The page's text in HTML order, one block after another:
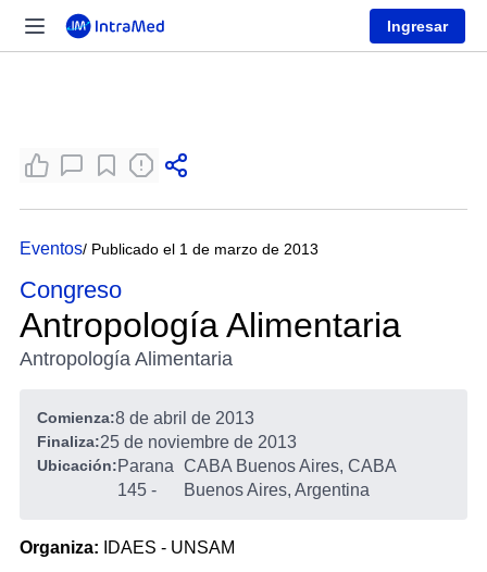
Ingresar
Eventos/ Publicado el 1 de marzo de 2013
Congreso
Antropología Alimentaria
Antropología Alimentaria
Comienza:8 de abril de 2013
Finaliza:25 de noviembre de 2013
Ubicación:Parana
145 -
CABA Buenos Aires, CABA
Buenos Aires, Argentina
Organiza: IDAES - UNSAM